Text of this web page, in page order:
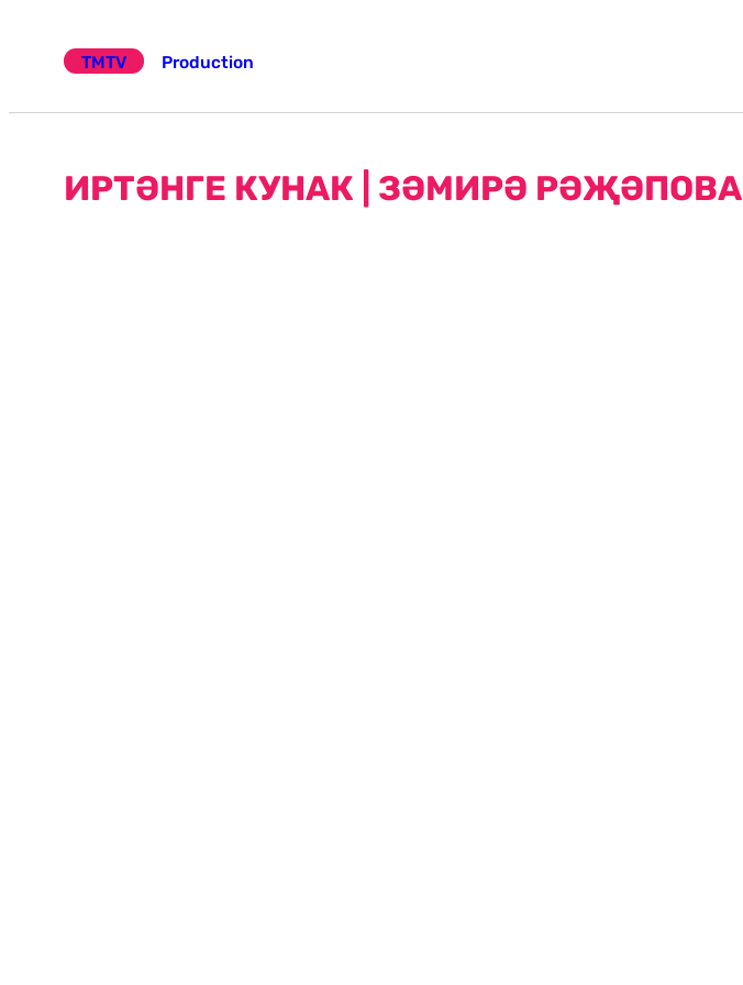
TMTV
Production
ИРТӘНГЕ КУНАК | ЗӘМИРӘ РӘҖӘПОВА